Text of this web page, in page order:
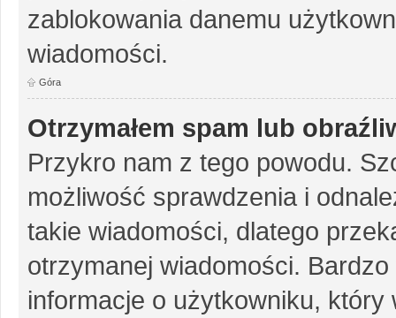
zablokowania danemu
wiadomości.
Góra
Otrzymałem spam lub
Przykro nam z tego powodu.
możliwość sprawdzenia i
takie wiadomości, dlatego
otrzymanej wiadomości.
informacje o użytkowniku, który